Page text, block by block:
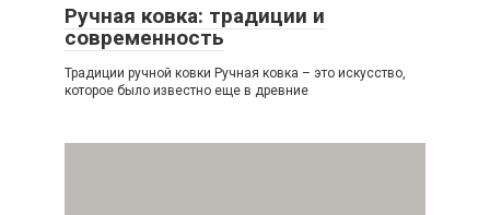
Ручная ковка: традиции и
современность
Традиции ручной ковки Ручная ковка – это искусство,
которое было известно еще в древние